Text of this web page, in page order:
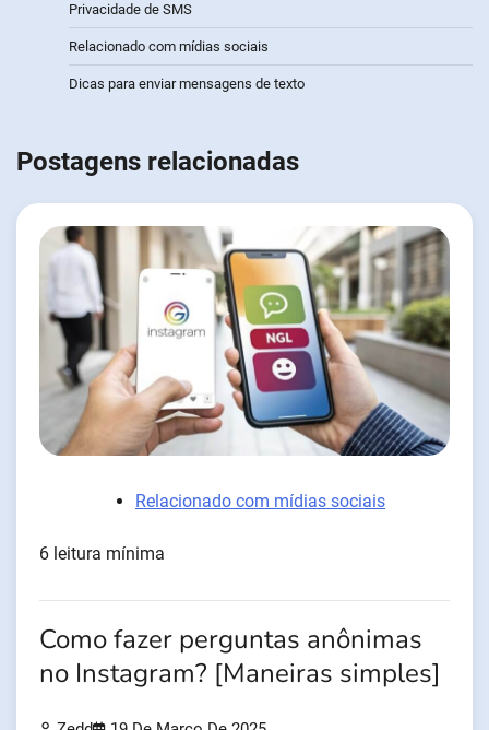
Privacidade de SMS
Relacionado com mídias sociais
Dicas para enviar mensagens de texto
Postagens relacionadas
Relacionado com mídias sociais
6 leitura mínima
Como fazer perguntas anônimas
no Instagram? [Maneiras simples]